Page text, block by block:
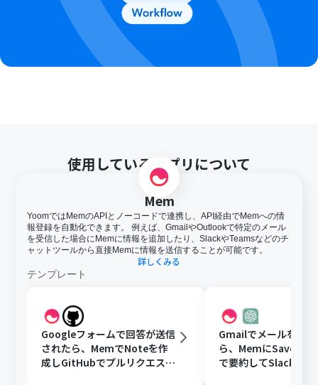
使用しているアプリについて
Mem
YoomではMemのAPIとノーコードで連携し、API経由でMemへの情
報登録を自動化できます。 例えば、GmailやOutlookで特定のメール
を受信した場合にMemに情報を追加したり、SlackやTeamsなどのチ
ャットツールから直接Memに情報を送信することが可能です。
詳しくみる
テンプレート
Googleフォームで回答が送信
されたら、MemでNoteを作
成しGitHubでプルリクエスト
Gmailでメールを受
ら、MemにSaveし
で要約してSlackに通